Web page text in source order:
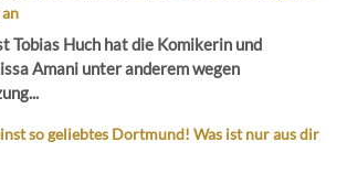
Tobias Huch hat die Komikerin und
Amani unter anderem wegen
so geliebtes Dortmund! Was ist nur aus dir